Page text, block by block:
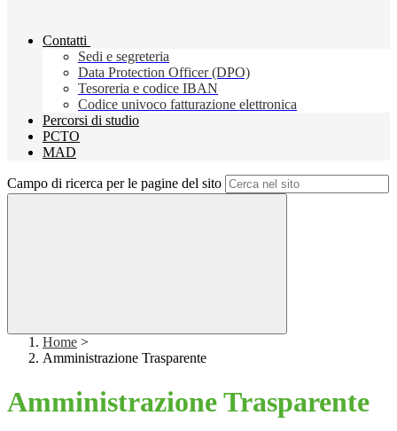
Contatti
Sedi e segreteria
Data Protection Officer (DPO)
Tesoreria e codice IBAN
Codice univoco fatturazione elettronica
Percorsi di studio
PCTO
MAD
Campo di ricerca per le pagine del sito
Home >
Amministrazione Trasparente
Amministrazione Trasparente